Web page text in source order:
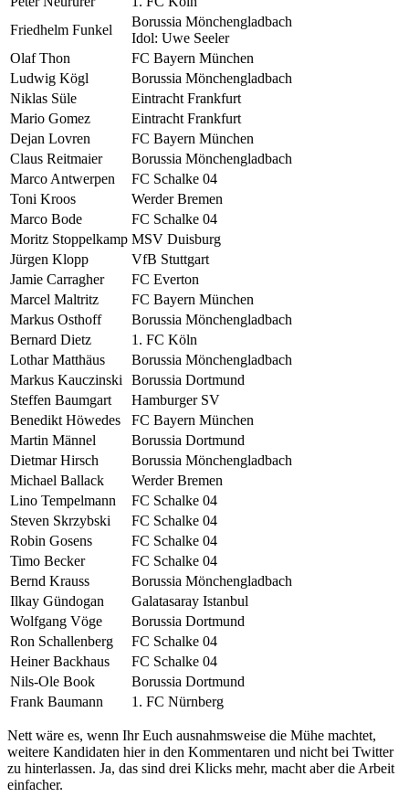
Friedhelm Funkel
Borussia Mönchengladbach
Idol: Uwe Seeler
Olaf Thon
FC Bayern München
Ludwig Kögl
Borussia Mönchengladbach
Niklas Süle
Eintracht Frankfurt
Mario Gomez
Eintracht Frankfurt
Dejan Lovren
FC Bayern München
Claus Reitmaier
Borussia Mönchengladbach
Marco Antwerpen
FC Schalke 04
Toni Kroos
Werder Bremen
Marco Bode
FC Schalke 04
Moritz Stoppelkamp MSV Duisburg
Jürgen Klopp
VfB Stuttgart
Jamie Carragher
FC Everton
Marcel Maltritz
FC Bayern München
Markus Osthoff
Borussia Mönchengladbach
Bernard Dietz
1. FC Köln
Lothar Matthäus
Borussia Mönchengladbach
Markus Kauczinski
Borussia Dortmund
Steffen Baumgart
Hamburger SV
Benedikt Höwedes
FC Bayern München
Martin Männel
Borussia Dortmund
Dietmar Hirsch
Borussia Mönchengladbach
Michael Ballack
Werder Bremen
Lino Tempelmann
FC Schalke 04
Steven Skrzybski
FC Schalke 04
Robin Gosens
FC Schalke 04
Timo Becker
FC Schalke 04
Bernd Krauss
Borussia Mönchengladbach
Ilkay Gündogan
Galatasaray Istanbul
Wolfgang Vöge
Borussia Dortmund
Ron Schallenberg
FC Schalke 04
Heiner Backhaus
FC Schalke 04
Nils-Ole Book
Borussia Dortmund
Frank Baumann
1. FC Nürnberg
Nett wäre es, wenn Ihr Euch ausnahmsweise die Mühe machtet,
weitere Kandidaten hier in den Kommentaren und nicht bei Twitter
zu hinterlassen. Ja, das sind drei Klicks mehr, macht aber die Arbeit
einfacher.